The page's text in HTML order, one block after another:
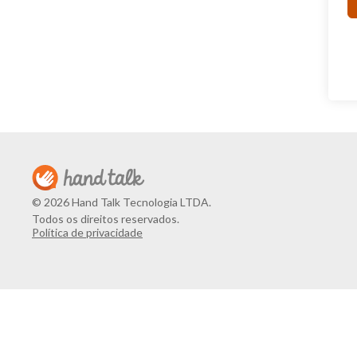
© 2026 Hand Talk Tecnologia LTDA.
Todos os direitos reservados.
Política de privacidade